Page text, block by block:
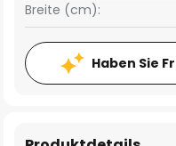
Breite (cm):
Haben Sie